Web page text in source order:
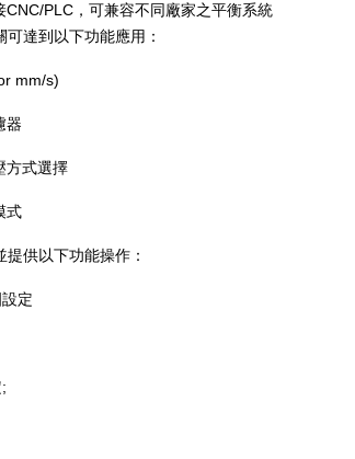
CNC/PLC，可兼容不同廠家之平衡系統
達到以下功能應用：
mm/s)
器
方式選擇
式
供以下功能操作：
定
;